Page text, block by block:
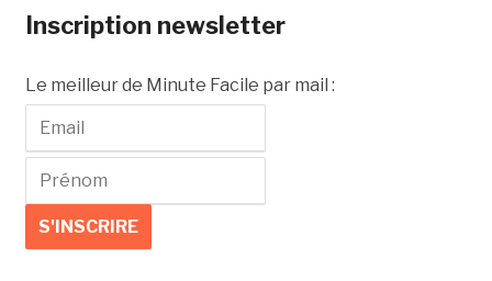
Inscription newsletter
Le meilleur de Minute Facile par mail :